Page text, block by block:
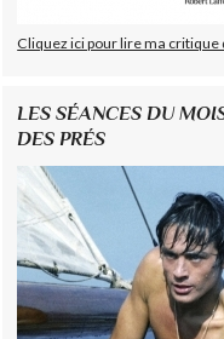
Cliquez ici pour lire ma critique
LES SÉANCES DU
DES PRÉS